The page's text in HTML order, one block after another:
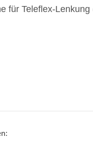
für Teleflex-Lenkung